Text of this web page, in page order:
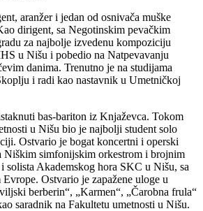
aranžer i jedan od osnivača muške
dirigent, sa Negotinskim pevačkim
za najbolje izvedenu kompoziciju
u Nišu i pobedio na Natpevavanju
danima. Trenutno je na studijama
i radi kao nastavnik u Umetničkoj
bas-bariton iz Knjaževca. Tokom
u Nišu bio je najbolji student solo
Ostvario je bogat koncertni i operski
Niškim simfonijskim orkestrom i brojnim
solista Akademskog hora SKC u Nišu, sa
Ostvario je zapažene uloge u
berberin“, „Karmen“, „Čarobna frula“
saradnik na Fakultetu umetnosti u Nišu.